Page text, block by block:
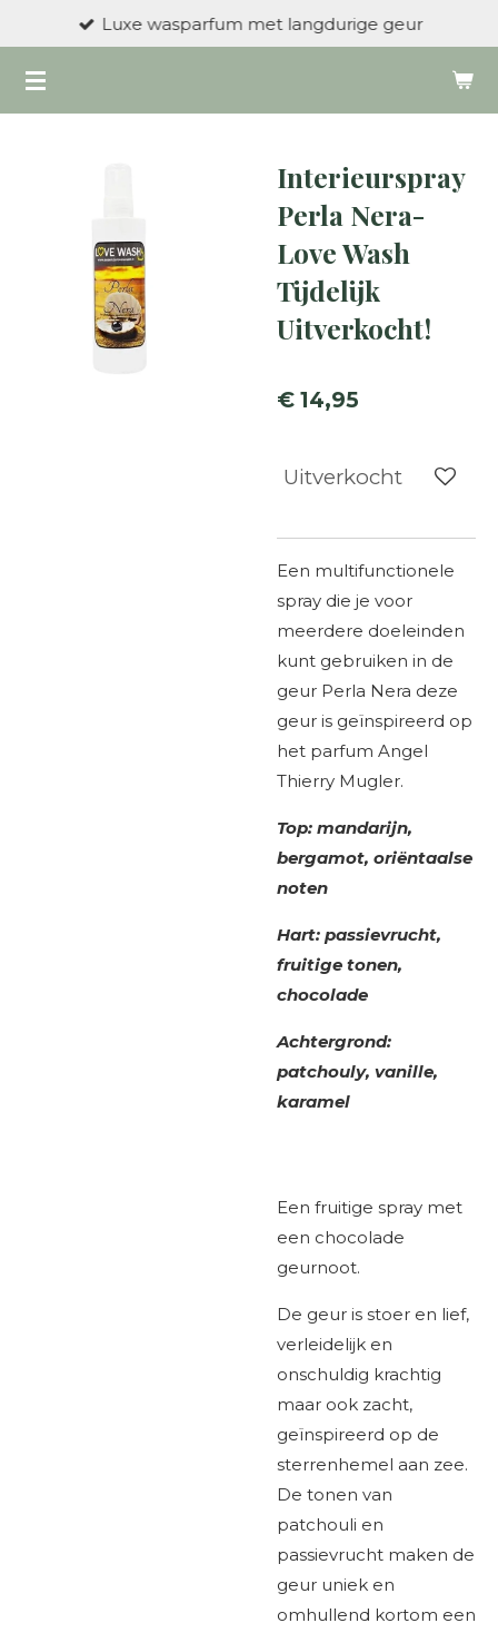
naar
de
Luxe wasparfum met langdurige geur
Interieurspray
Perla Nera-
Love Wash
Tijdelijk
Uitverkocht!
€ 14,95
Uitverkocht
Een multifunctionele
spray die je voor
meerdere doeleinden
kunt gebruiken in de
geur Perla Nera deze
geur is geïnspireerd op
het parfum Angel
Thierry Mugler.
Top: mandarijn,
bergamot, oriëntaalse
noten
Hart: passievrucht,
fruitige tonen,
chocolade
Achtergrond:
patchouly, vanille,
karamel
Een fruitige spray met
een chocolade
geurnoot.
De geur is stoer en lief,
verleidelijk en
onschuldig krachtig
maar ook zacht,
geïnspireerd op de
sterrenhemel aan zee.
De tonen van
patchouli en
passievrucht maken de
geur uniek en
omhullend kortom een